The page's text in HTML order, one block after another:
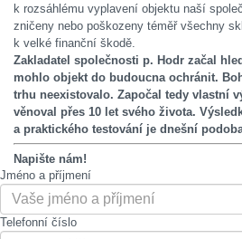
k rozsáhlému vyplavení objektu naší
zničeny nebo poškozeny téměř všechny
k velké finanční škodě.
Zakladatel společnosti p. Hodr začal
mohlo objekt do budoucna ochránit.
trhu neexistovalo. Započal tedy vlastní
věnoval přes 10 let svého života.
a praktického testování je dnešní
Napište nám!
Jméno a příjmení
Telefonní číslo